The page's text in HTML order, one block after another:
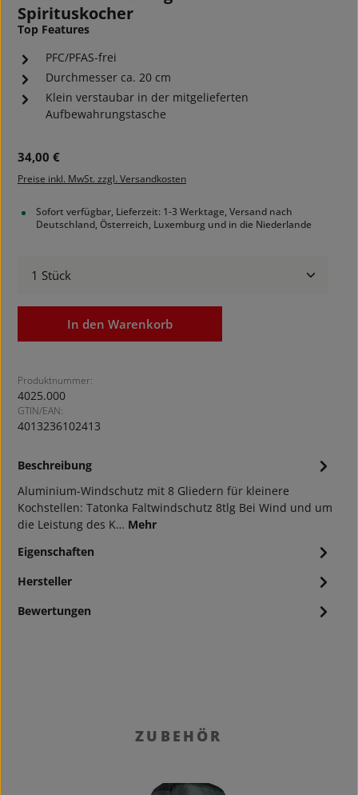
Spirituskocher
Top Features
PFC/PFAS-frei
Durchmesser ca. 20 cm
Klein verstaubar in der mitgelieferten
Aufbewahrungstasche
Regulärer Preis:
34,00 €
Preise inkl. MwSt. zzgl. Versandkosten
Sofort verfügbar, Lieferzeit: 1-3 Werktage, Versand nach
Deutschland, Österreich, Luxemburg und in die Niederlande
Produkt Anzahl: Gib den gewünschten Wert ein
In den Warenkorb
Produktnummer:
4025.000
GTIN/EAN:
4013236102413
Beschreibung
Aluminium-Windschutz mit 8 Gliedern für kleinere
Kochstellen: Tatonka Faltwindschutz 8tlg Bei Wind und um
die Leistung des K… Mehr
Eigenschaften
Hersteller
Bewertungen
Produktgalerie überspringenZUBEHÖR